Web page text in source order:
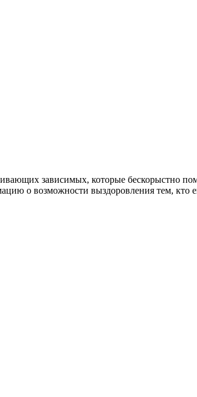
зависимых, которые бескорыстно
о возможности выздоровления тем, кто